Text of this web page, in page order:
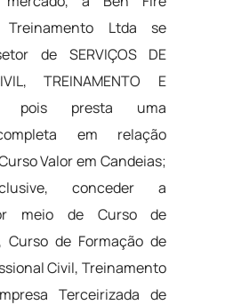
Treinamento Ltda se
de SERVIÇOS DE
TREINAMENTO E
pois presta uma
em relação
Valor em Candeias;
conceder a
meio de Curso de
Curso de Formação de
Civil, Treinamento
Terceirizada de